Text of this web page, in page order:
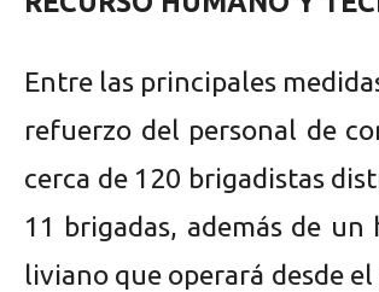
Entre las principales
refuerzo del personal de
cerca de 120 brigadistas
11 brigadas, además de un
liviano que operará desde